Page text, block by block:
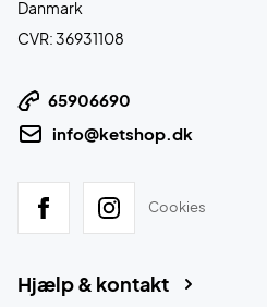
Danmark
CVR: 36931108
65906690
info@ketshop.dk
Cookies
Hjælp & kontakt